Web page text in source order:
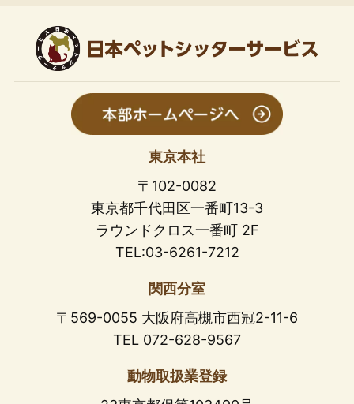
東京本社
〒102-0082
東京都千代田区一番町13-3
ラウンドクロス一番町 2F
TEL:03-6261-7212
関西分室
〒569-0055 大阪府高槻市西冠2-11-6
TEL 072-628-9567
動物取扱業登録